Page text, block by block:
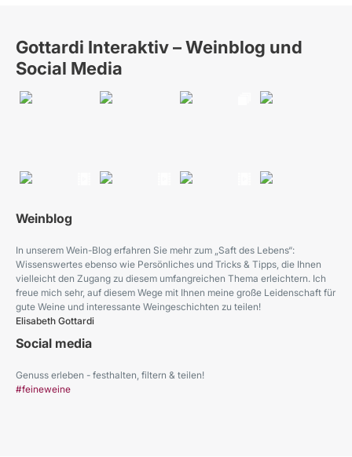
Gottardi Interaktiv – Weinblog und
Social Media
Weinblog
In unserem Wein-Blog erfahren Sie mehr zum „Saft des Lebens“:
Wissenswertes ebenso wie Persönliches und Tricks & Tipps, die Ihnen
vielleicht den Zugang zu diesem umfangreichen Thema erleichtern. Ich
freue mich sehr, auf diesem Wege mit Ihnen meine große Leidenschaft für
gute Weine und interessante Weingeschichten zu teilen!
Elisabeth Gottardi
Social media
Genuss erleben - festhalten, filtern & teilen!
#feineweine